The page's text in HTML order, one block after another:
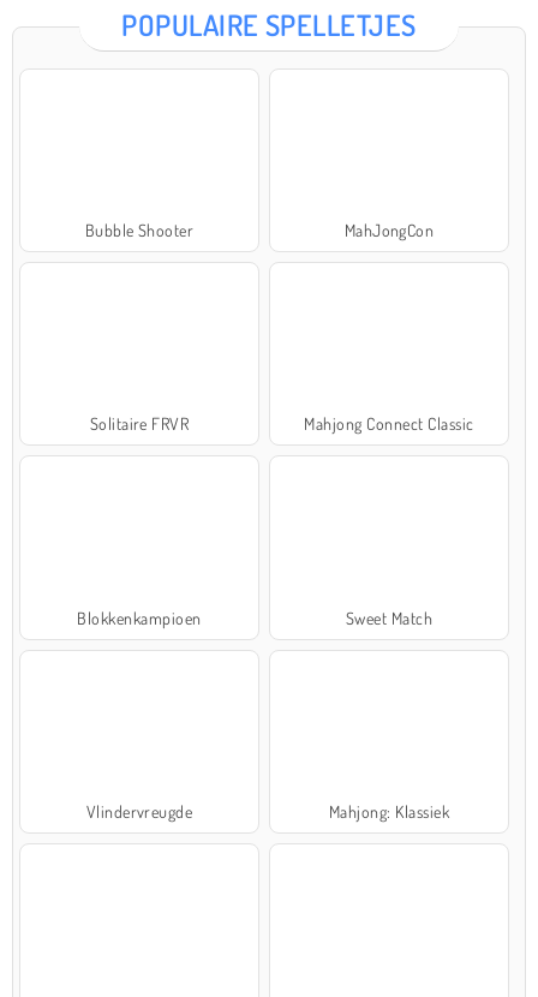
POPULAIRE SPELLETJES
Bubble Shooter MahJongCon
Solitaire FRVR Mahjong Connect Classic
Blokkenkampioen Sweet Match
Vlindervreugde Mahjong: Klassiek